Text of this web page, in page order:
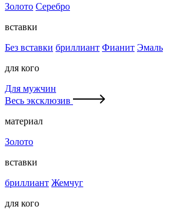
Золото Серебро
вставки
Без вставки бриллиант Фианит Эмаль
для кого
Для мужчин
Весь эксклюзив
материал
Золото
вставки
бриллиант Жемчуг
для кого